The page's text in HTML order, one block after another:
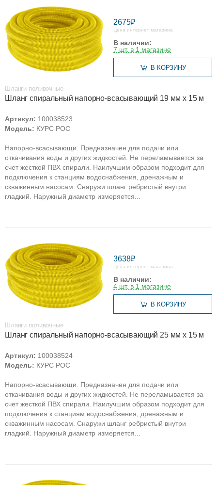
2675₽
Цена интернет магазина
В наличии:
7 шт. в 1 магазине
В КОРЗИНУ
Шланги поливочные
Шланг спиральный напорно-всасывающий 19 мм х 15 м
Артикул: 100038523
Модель: КУРС РОС
Напорно-всасывающи. Предназначен для подачи или
откачивания воды и других жидкостей. Не переламывается за
счет жесткой ПВХ спирали. Наилучшим образом подходит для
подключения к станциям водоснабжения, дренажным и
скважинным насосам. Снаружи шланг ребристый внутри
гладкий. Наружный диаметр измеряется...
3638₽
Цена интернет магазина
В наличии:
4 шт. в 1 магазине
В КОРЗИНУ
Шланги поливочные
Шланг спиральный напорно-всасывающий 25 мм х 15 м
Артикул: 100038524
Модель: КУРС РОС
Напорно-всасывающи. Предназначен для подачи или
откачивания воды и других жидкостей. Не переламывается за
счет жесткой ПВХ спирали. Наилучшим образом подходит для
подключения к станциям водоснабжения, дренажным и
скважинным насосам. Снаружи шланг ребристый внутри
гладкий. Наружный диаметр измеряется...